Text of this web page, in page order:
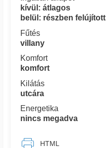
kívül: átlagos
belül: részben felújított
Fűtés
villany
Komfort
komfort
Kilátás
utcára
Energetika
nincs megadva
HTML